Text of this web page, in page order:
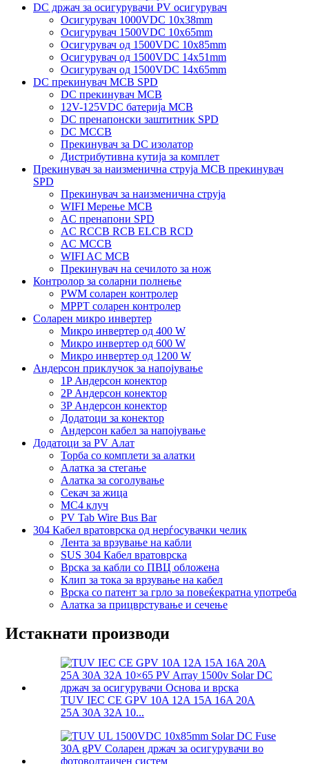
DC држач за осигурувачи PV осигурувач
Осигурувач 1000VDC 10x38mm
Осигурувач 1500VDC 10x65mm
Осигурувач од 1500VDC 10x85mm
Осигурувач од 1500VDC 14x51mm
Осигурувач од 1500VDC 14x65mm
DC прекинувач MCB SPD
DC прекинувач MCB
12V-125VDC батерија MCB
DC пренапонски заштитник SPD
DC MCCB
Прекинувач за DC изолатор
Дистрибутивна кутија за комплет
Прекинувач за наизменична струја MCB прекинувач
SPD
Прекинувач за наизменична струја
WIFI Мерење MCB
AC пренапони SPD
AC RCCB RCB ELCB RCD
AC MCCB
WIFI AC MCB
Прекинувач на сечилото за нож
Контролор за соларни полнење
PWM соларен контролер
MPPT соларен контролер
Соларен микро инвертер
Микро инвертер од 400 W
Микро инвертер од 600 W
Микро инвертер од 1200 W
Андерсон приклучок за напојување
1P Андерсон конектор
2P Андерсон конектор
3P Андерсон конектор
Додатоци за конектор
Андерсон кабел за напојување
Додатоци за PV Алат
Торба со комплети за алатки
Алатка за стегање
Алатка за соголување
Секач за жица
MC4 клуч
PV Tab Wire Bus Bar
304 Кабел вратоврска од нерѓосувачки челик
Лента за врзување на кабли
SUS 304 Кабел вратоврска
Врска за кабли со ПВЦ обложена
Клип за тока за врзување на кабел
Врска со патент за грло за повеќекратна употреба
Алатка за прицврстување и сечење
Истакнати производи
TUV IEC CE GPV 10A 12A 15A 16A 20A
25A 30A 32A 10...